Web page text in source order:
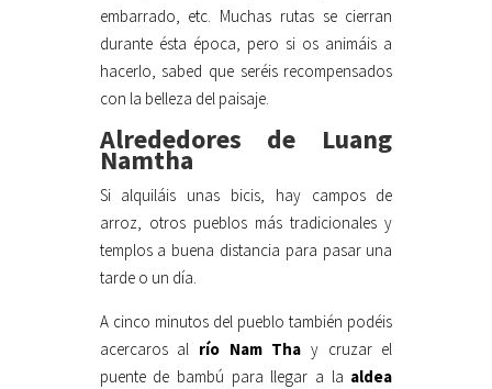
embarrado, etc. Muchas rutas se cierran
durante ésta época, pero si os animáis a
hacerlo, sabed que seréis recompensados
con la belleza del paisaje.
Alrededores de Luang
Namtha
Si alquiláis unas bicis, hay campos de
arroz, otros pueblos más tradicionales y
templos a buena distancia para pasar una
tarde o un día.
A cinco minutos del pueblo también podéis
acercaros al río Nam Tha y cruzar el
puente de bambú para llegar a la aldea